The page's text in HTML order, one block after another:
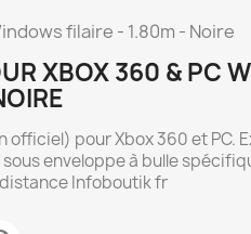
filaire - 1.80m - Noire
XBOX 360 & PC
officiel) pour Xbox 360 et PC.
enveloppe à bulle
Infoboutik fr